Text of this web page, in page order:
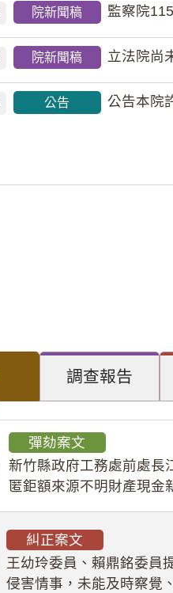
院新聞稿 監察院
院新聞稿 立法院尚
公告 公告本院
調查報告
彈劾案文
新竹縣政府工務處前處長
匿鉅額來源不明財產現金
糾正案文
王幼玲委員、賴鼎銘委員
侵害情事，未能及時察覺